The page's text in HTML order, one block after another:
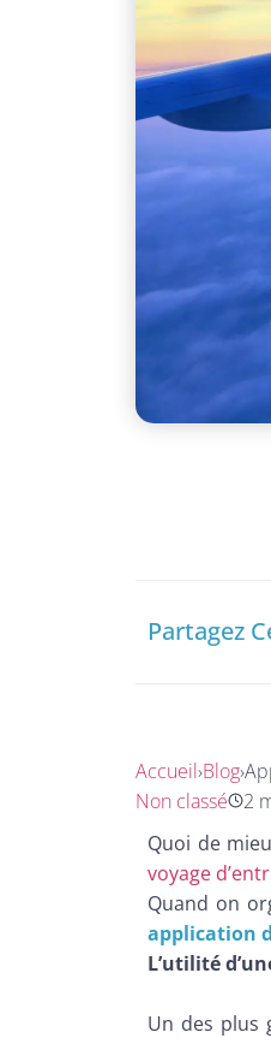
Partagez
Accueil›Blog›
Non classé
2
Quoi de
voyage
Quand on
application
L’utilité
Un des plus